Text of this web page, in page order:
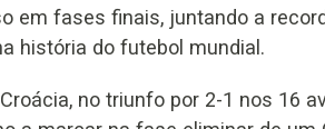
em fases finais, juntando a
história do futebol mundial.
no triunfo por 2-1 nos 16